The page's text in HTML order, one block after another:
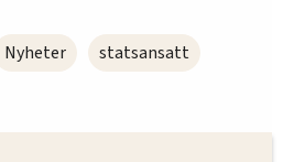
Nyheter statsansatt